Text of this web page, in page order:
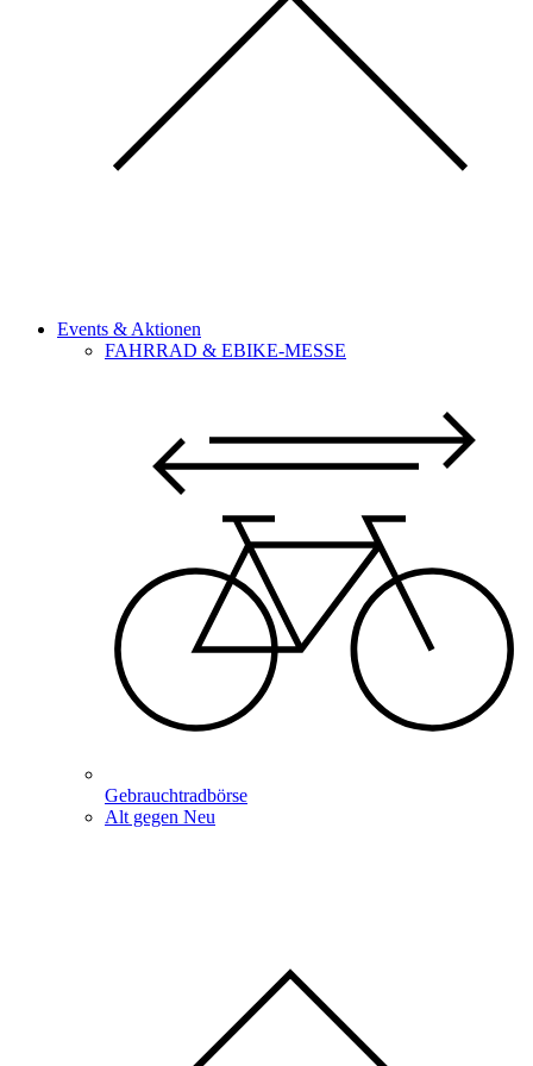
Events & Aktionen
FAHRRAD & EBIKE-MESSE
Gebrauchtradbörse
Alt gegen Neu